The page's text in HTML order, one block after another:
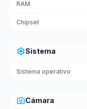
RAM
Chipset
settingsSistema
Sistema operativo
photo_cameraCámara